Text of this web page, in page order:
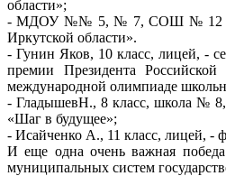
области»;
- МДОУ №№ 5, № 7, СОШ № 12 -
Иркутской области».
- Гунин Яков, 10 класс, лицей, -
премии Президента
международной олимпиаде
- ГладышевН., 8 класс, школа №
«Шаг в будущее»;
- Исайченко А., 11 класс, лицей, -
И еще одна очень важная
муниципальных систем